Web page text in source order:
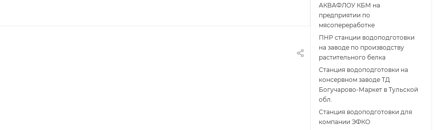
АКВАФЛОУ КБМ на
предприятии по
мясопереработке
ПНР станции водоподготовки
на заводе по производству
растительного белка
Станция водоподготовки на
консервном заводе ТД
Богучарово-Маркет в Тульской
обл.
Станция водоподготовки для
компании ЭФКО